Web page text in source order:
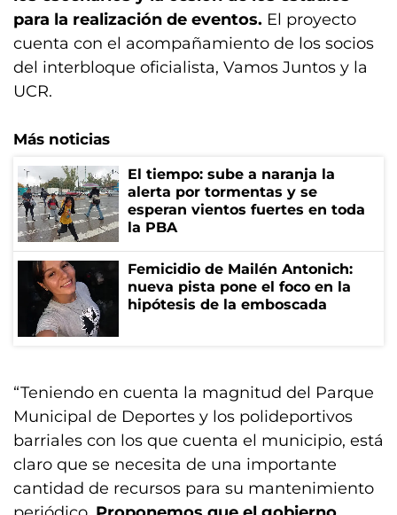
para la realización de eventos. El proyecto
cuenta con el acompañamiento de los socios
del interbloque oficialista, Vamos Juntos y la
UCR.
Más noticias
El tiempo: sube a naranja la
alerta por tormentas y se
esperan vientos fuertes en toda
la PBA
Femicidio de Mailén Antonich:
nueva pista pone el foco en la
hipótesis de la emboscada
“Teniendo en cuenta la magnitud del Parque
Municipal de Deportes y los polideportivos
barriales con los que cuenta el municipio, está
claro que se necesita de una importante
cantidad de recursos para su mantenimiento